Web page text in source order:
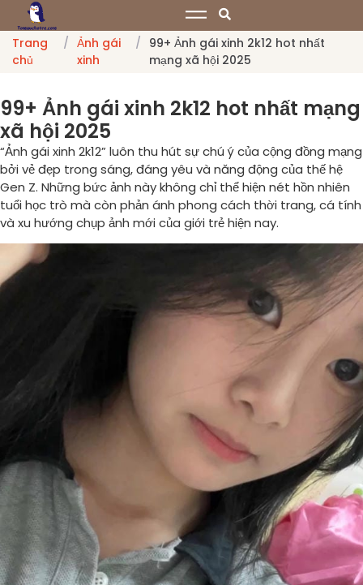
Trang
chủ
/ Ảnh gái
xinh
/ 99+ Ảnh gái xinh 2k12 hot nhất
mạng xã hội 2025
99+ Ảnh gái xinh 2k12 hot nhất mạng
xã hội 2025
“Ảnh gái xinh 2k12” luôn thu hút sự chú ý của cộng đồng mạng
bởi vẻ đẹp trong sáng, đáng yêu và năng động của thế hệ
Gen Z. Những bức ảnh này không chỉ thể hiện nét hồn nhiên
tuổi học trò mà còn phản ánh phong cách thời trang, cá tính
và xu hướng chụp ảnh mới của giới trẻ hiện nay.